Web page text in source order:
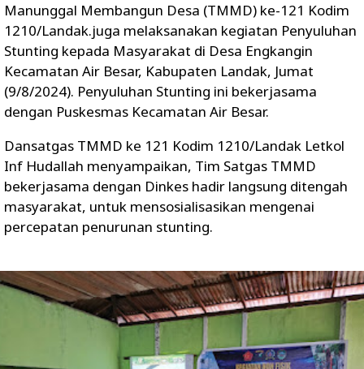
Manunggal Membangun Desa (TMMD) ke-121 Kodim
1210/Landak.juga melaksanakan kegiatan Penyuluhan
Stunting kepada Masyarakat di Desa Engkangin
Kecamatan Air Besar, Kabupaten Landak, Jumat
(9/8/2024). Penyuluhan Stunting ini bekerjasama
dengan Puskesmas Kecamatan Air Besar.
Dansatgas TMMD ke 121 Kodim 1210/Landak Letkol
Inf Hudallah menyampaikan, Tim Satgas TMMD
bekerjasama dengan Dinkes hadir langsung ditengah
masyarakat, untuk mensosialisasikan mengenai
percepatan penurunan stunting.